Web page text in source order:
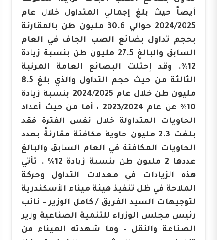
أيضاً حيث بلغ إجمالي المتداول خلال عام
2024/2025 حوالي 30.6 مليون طن بالمقارنة
بحجم تداول بضائع الصب الجاف في العام
السابق والبالغ 27.5 مليون طن بنسبة زيادة
12%. وقد إحتلت البضائع العامة المرتبة
الثالثة من حيث حجم التداول والذي بلغ 8.5
مليون طن خلال عام 2024/2025 بنسبة زيادة
10% عن عام 2023/2024 ، أما من حيث أعداد
الحاويات المتداولة خلال نفس الفترة فقد
بلغت 2.3 مليون حاوية مكافئة مقارنةً بعدد
الحاويات المكافئة في العام السابق والبالغ
عددها 2 مليون طن بنسبة زيادة 12% . تأتي
هذه الزيادات في معدلات التداول وحركة
الملاحة في ظل تنفيذ هيئة ميناء الأسكندرية
لتوجيهات السيد الفريق / كامل الوزير – نائب
رئيس مجلس الوزراء للتنمية الصناعية وزير
الصناعة والنقل – وما شهدته الميناء من